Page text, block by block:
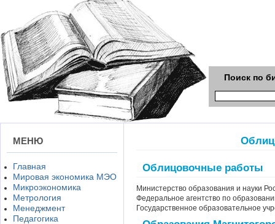
Поиск по
МЕНЮ
Главная
Мировая экономика МЭО
Микроэкономика
Метрология
Менеджмент
Педагогика
Облицовочные работы
Министерство образования и науки
Федеральное агентство по
Государственное образовательное